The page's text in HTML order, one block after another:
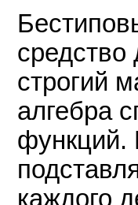
средство
строгий
алгебра
функций.
каждого